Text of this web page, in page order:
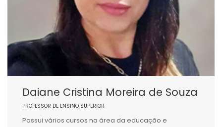
Daiane Cristina Moreira de Souza
PROFESSOR DE ENSINO SUPERIOR
Possui vários cursos na área da educação e